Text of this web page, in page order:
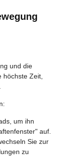
und die
höchste Zeit,
um ihn
auf.
Sie zur
zu